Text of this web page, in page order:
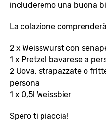
includeremo una buona
La colazione
2 x Weisswurst con
1 x Pretzel bavarese a
2 Uova, strapazzate o
persona
1 x 0,5l Weissbier
Spero ti piaccia!